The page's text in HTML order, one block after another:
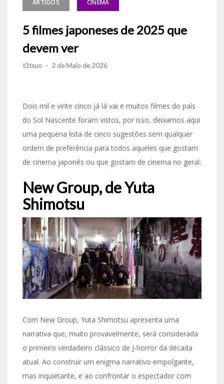
ARTIGOS CINEMA
5 filmes japoneses de 2025 que
devem ver
t3tsuo - 2 de Maio de 2026
Dois mil e vinte cinco já lá vai e muitos filmes do país
do Sol Nascente foram vistos, por isso, deixamos aqui
uma pequena lista de cinco sugestões sem qualquer
ordem de preferência para todos aqueles que gostam
de cinema japonês ou que gostam de cinema no geral:
New Group, de Yuta
Shimotsu
Com New Group, Yuta Shimotsu apresenta uma
narrativa que, muito provavelmente, será considerada
o primeiro verdadeiro clássico de J-horror da década
atual. Ao construir um enigma narrativo empolgante,
mas inquietante, e ao confrontar o espectador com